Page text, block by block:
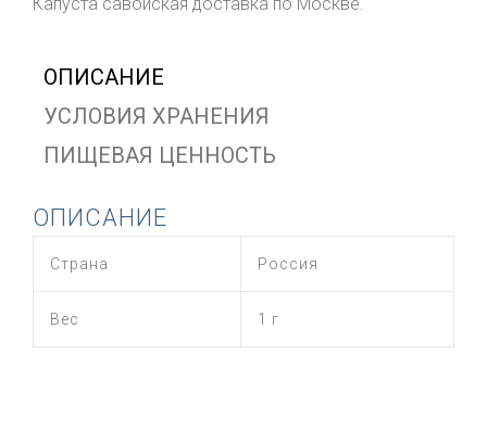
ОПИСАНИЕ
УСЛОВИЯ ХРАНЕНИЯ
ПИЩЕВАЯ ЦЕННОСТЬ
ОПИСАНИЕ
Страна Россия
Вес 1 г